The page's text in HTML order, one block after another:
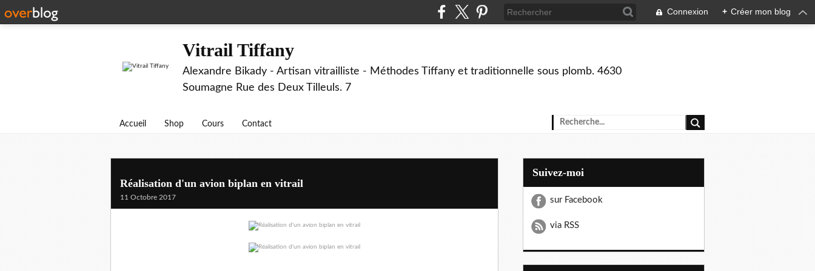
Connexion + Créer mon blog
Vitrail Tiffany
Alexandre Bikady - Artisan vitrailliste - Méthodes Tiffany et traditionnelle sous plomb. 4630
Soumagne Rue des Deux Tilleuls. 7
Accueil Shop Cours Contact
Réalisation d'un avion biplan en vitrail
11 Octobre 2017
Suivez-moi
sur Facebook
via RSS